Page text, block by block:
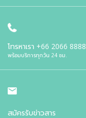
โทรหาเรา +66 2066 8888
พร้อมบริการทุกวัน 24 ชม.
สมัครรับข่าวสาร